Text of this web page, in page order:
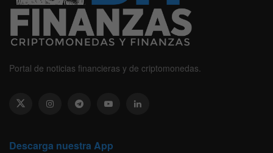
Portal de noticias financieras y de criptomonedas.
Descarga nuestra App